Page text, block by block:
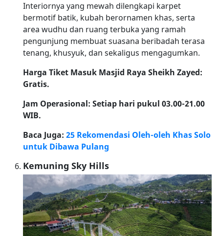
Interiornya yang mewah dilengkapi karpet
bermotif batik, kubah berornamen khas, serta
area wudhu dan ruang terbuka yang ramah
pengunjung membuat suasana beribadah terasa
tenang, khusyuk, dan sekaligus mengagumkan.
Harga Tiket Masuk Masjid Raya Sheikh Zayed:
Gratis.
Jam Operasional: Setiap hari pukul 03.00-21.00
WIB.
Baca Juga: 25 Rekomendasi Oleh-oleh Khas Solo
untuk Dibawa Pulang
Kemuning Sky Hills